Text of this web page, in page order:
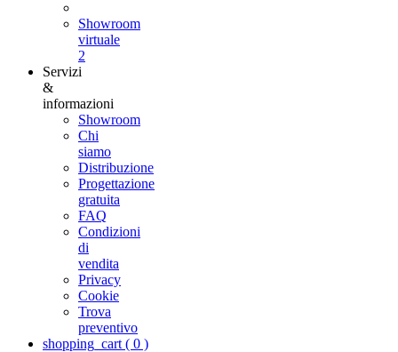
Showroom
virtuale
2
Servizi
&
informazioni
Showroom
Chi
siamo
Distribuzione
Progettazione
gratuita
FAQ
Condizioni
di
vendita
Privacy
Cookie
Trova
preventivo
shopping_cart ( 0 )